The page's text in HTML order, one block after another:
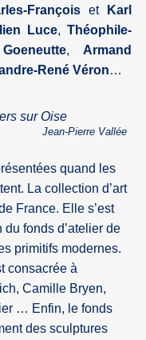
François et
Karl
Luce, Théophile-
, Armand
RenéVéron…
sur Oise
Jean-Pierre Vallée
quand les
La collection d’art
France. Elle s’est
fonds d’atelier de
primitifs modernes.
consacrée à
Camille Bryen,
… Enfin, le fonds
des sculptures